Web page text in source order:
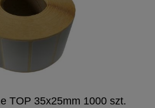
TOP 35x25mm 1000 szt.